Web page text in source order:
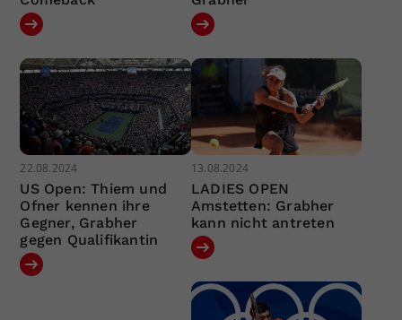
22.08.2024
US Open: Thiem und
Ofner kennen ihre
Gegner, Grabher
gegen Qualifikantin
13.08.2024
LADIES OPEN
Amstetten: Grabher
kann nicht antreten